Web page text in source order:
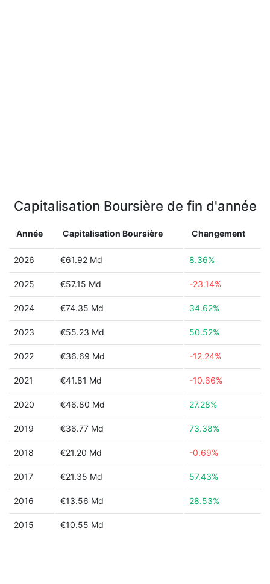
Capitalisation Boursière de fin d'année
Année Capitalisation Boursière Changement
2026 €61.92 Md 8.36%
2025 €57.15 Md -23.14%
2024 €74.35 Md 34.62%
2023 €55.23 Md 50.52%
2022 €36.69 Md -12.24%
2021 €41.81 Md -10.66%
2020 €46.80 Md 27.28%
2019 €36.77 Md 73.38%
2018 €21.20 Md -0.69%
2017 €21.35 Md 57.43%
2016 €13.56 Md 28.53%
2015 €10.55 Md